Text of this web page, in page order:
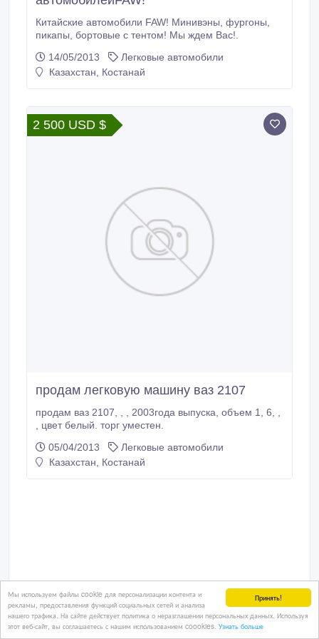
Принять!
Мы используем файлы cookie для персонализации контента и
рекламы, предоставления функций социальных сетей и анализа
нашего трафика. На сайте действует политика о неразглашении персональных данных. Используя
этот веб-сайт, вы соглашаетесь с нашим использованием coookies. Узнать больше
Китайские автомобили FAW! Минивэны, фургоны,
пикапы, бортовые с тентом! Мы ждем Вас!.
14/05/2013
Легковые автомобили
Казахстан, Костанай
2 500 USD $
продам легковую машину ваз 2107
продам ваз 2107, , , 2003года выпуска, объем 1, 6, ,
, цвет белый. торг уместен.
05/04/2013
Легковые автомобили
Казахстан, Костанай